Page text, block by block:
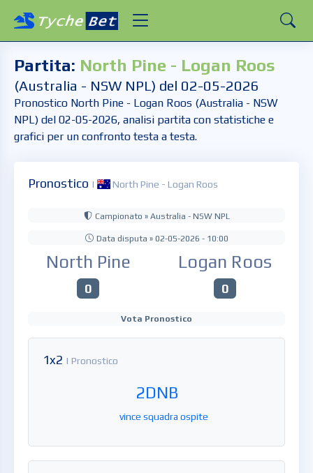
Partita: North Pine - Logan Roos
(Australia - NSW NPL) del 02-05-2026
Pronostico North Pine - Logan Roos (Australia - NSW
NPL) del 02-05-2026, analisi partita con statistiche e
grafici per un confronto testa a testa.
Pronostico | North Pine - Logan Roos
Campionato » Australia - NSW NPL
Data disputa » 02-05-2026 - 10:00
North Pine
0
Logan Roos
0
Vota Pronostico
1x2 | Pronostico
2DNB
vince squadra ospite